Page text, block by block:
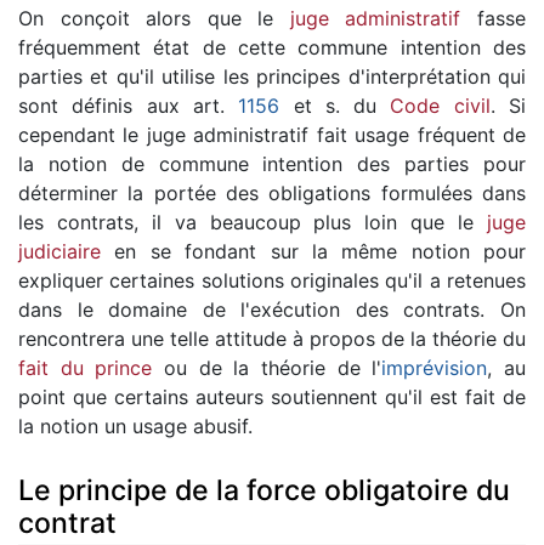
On conçoit alors que le juge administratif fasse
fréquemment état de cette commune intention des
parties et qu'il utilise les principes d'interprétation qui
sont définis aux art. 1156 et s. du Code civil. Si
cependant le juge administratif fait usage fréquent de
la notion de commune intention des parties pour
déterminer la portée des obligations formulées dans
les contrats, il va beaucoup plus loin que le juge
judiciaire en se fondant sur la même notion pour
expliquer certaines solutions originales qu'il a retenues
dans le domaine de l'exécution des contrats. On
rencontrera une telle attitude à propos de la théorie du
fait du prince ou de la théorie de l'imprévision, au
point que certains auteurs soutiennent qu'il est fait de
la notion un usage abusif.
Le principe de la force obligatoire du
contrat